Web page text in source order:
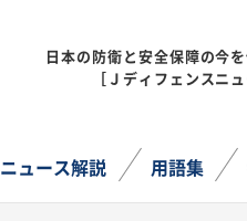
日本の防衛と安全保障の今
［Ｊディフェンスニュ
ニュース解説 用語集